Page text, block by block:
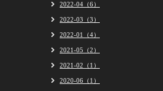
2022-04（6）
2022-03（3）
2022-01（4）
2021-05（2）
2021-02（1）
2020-06（1）